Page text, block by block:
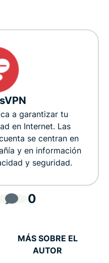
a garantizar tu
en Internet. Las
se centran en
y en información
y seguridad.
0
MÁS SOBRE EL
AUTOR